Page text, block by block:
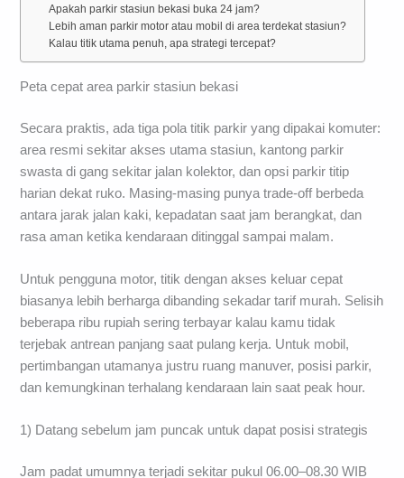
Apakah parkir stasiun bekasi buka 24 jam?
Lebih aman parkir motor atau mobil di area terdekat stasiun?
Kalau titik utama penuh, apa strategi tercepat?
Peta cepat area parkir stasiun bekasi
Secara praktis, ada tiga pola titik parkir yang dipakai komuter:
area resmi sekitar akses utama stasiun, kantong parkir
swasta di gang sekitar jalan kolektor, dan opsi parkir titip
harian dekat ruko. Masing-masing punya trade-off berbeda
antara jarak jalan kaki, kepadatan saat jam berangkat, dan
rasa aman ketika kendaraan ditinggal sampai malam.
Untuk pengguna motor, titik dengan akses keluar cepat
biasanya lebih berharga dibanding sekadar tarif murah. Selisih
beberapa ribu rupiah sering terbayar kalau kamu tidak
terjebak antrean panjang saat pulang kerja. Untuk mobil,
pertimbangan utamanya justru ruang manuver, posisi parkir,
dan kemungkinan terhalang kendaraan lain saat peak hour.
1) Datang sebelum jam puncak untuk dapat posisi strategis
Jam padat umumnya terjadi sekitar pukul 06.00–08.30 WIB